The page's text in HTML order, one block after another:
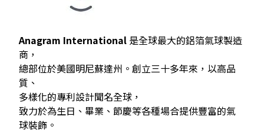
Anagram International 是全球最大的鋁箔氣球製造
商，
總部位於美國明尼蘇達州。創立三十多年來，以高品
質、
多樣化的專利設計聞名全球，
致力於為生日、畢業、節慶等各種場合提供豐富的氣
球裝飾。